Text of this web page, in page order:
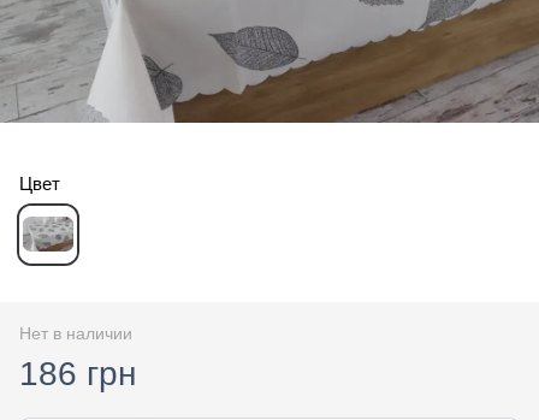
Цвет
Нет в наличии
186 грн